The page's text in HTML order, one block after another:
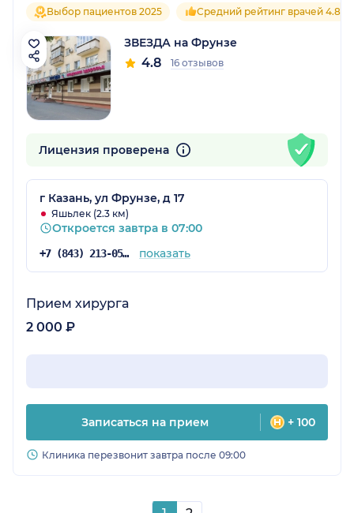
Выбор пациентов 2025 Средний рейтинг врачей 4.8
ЗВЕЗДА на Фрунзе
4.8 16 отзывов
Лицензия проверена
г Казань, ул Фрунзе, д 17
Яшьлек (2.3 км)
Откроется завтра в 07:00
+7 (843) 213-05-65 показать
Прием хирурга
2 000 ₽
Записаться на прием + 100
Клиника перезвонит завтра после 09:00